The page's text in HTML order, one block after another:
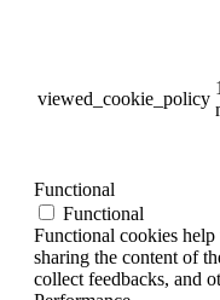
viewed_cookie_policy
Functional
Functional
Functional cookies
sharing the content of
collect feedbacks, and